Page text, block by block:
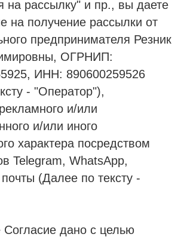
на рассылку" и пр., вы даете
на получение рассылки от
предпринимателя Резник
ОГРНИП:
ИНН: 890600259526
- "Оператор"),
и/или
и/или иного
характера посредством
Telegram, WhatsApp,
(Далее по тексту -
дано с целью